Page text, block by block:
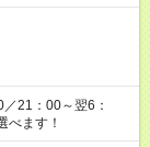
21：00～翌6：
べます！